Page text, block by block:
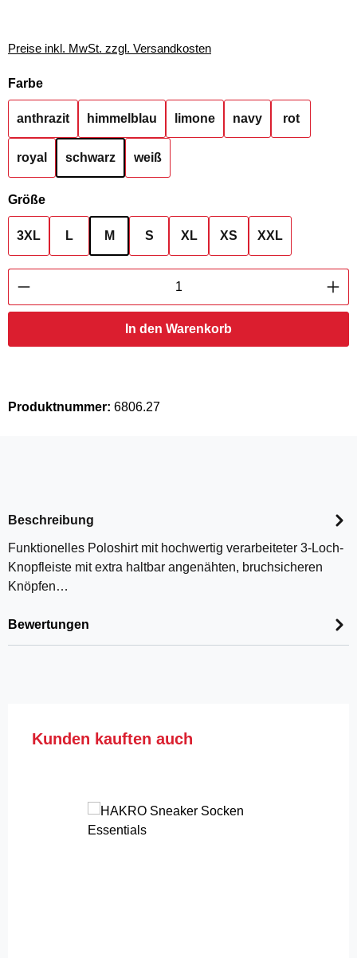
Preise inkl. MwSt. zzgl. Versandkosten
Farbeauswählen
anthrazit himmelblau limone navy rot
royal schwarz weiß
Größeauswählen
3XL L M S XL XS XXL
Produkt Anzahl: Gib den gewünschten
In den Warenkorb
Produktnummer: 6806.27
Beschreibung
Funktionelles Poloshirt mit hochwertig verarbeiteter 3-Loch-
Knopfleiste mit extra haltbar angenähten, bruchsicheren
Knöpfen…
Bewertungen
Produktgalerie überspringen
Kunden kauften auch